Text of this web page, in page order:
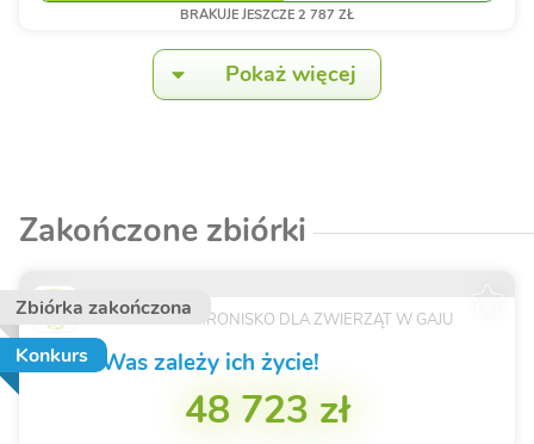
BRAKUJE JESZCZE 2 787 ZŁ
Pokaż więcej
Zakończone zbiórki
Zbiórka zakończona
Konkurs
FUNDACJA SCHRONISKO DLA ZWIERZĄT W GAJU
To od Was zależy ich życie!
48 723 zł